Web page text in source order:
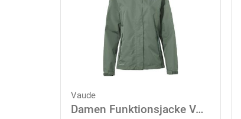
Vaude
Damen Funktionsjacke VAUDE Damen Kapuzen Jacke Escape Light 46 in Grün